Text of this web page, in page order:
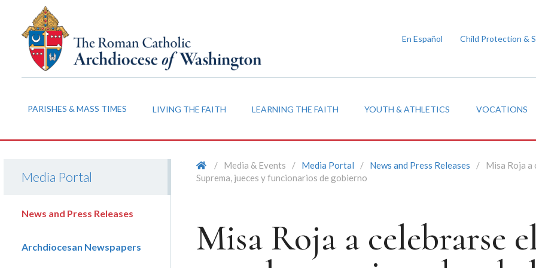
En Español Child Protection &
PARISHES & MASS TIMES LIVING THE FAITH LEARNING THE FAITH YOUTH & ATHLETICS VOCATIONS
Media Portal
News and Press Releases
Archdiocesan Newspapers
/ Media & Events / Media Portal / News and Press Releases /
Misa Roja a
Suprema, jueces y funcionarios de gobierno
Misa Roja a celebrarse